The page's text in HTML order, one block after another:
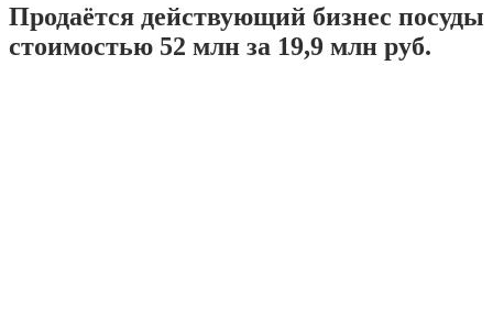
Продаётся действующий бизнес посуды
стоимостью 52 млн за 19,9 млн руб.